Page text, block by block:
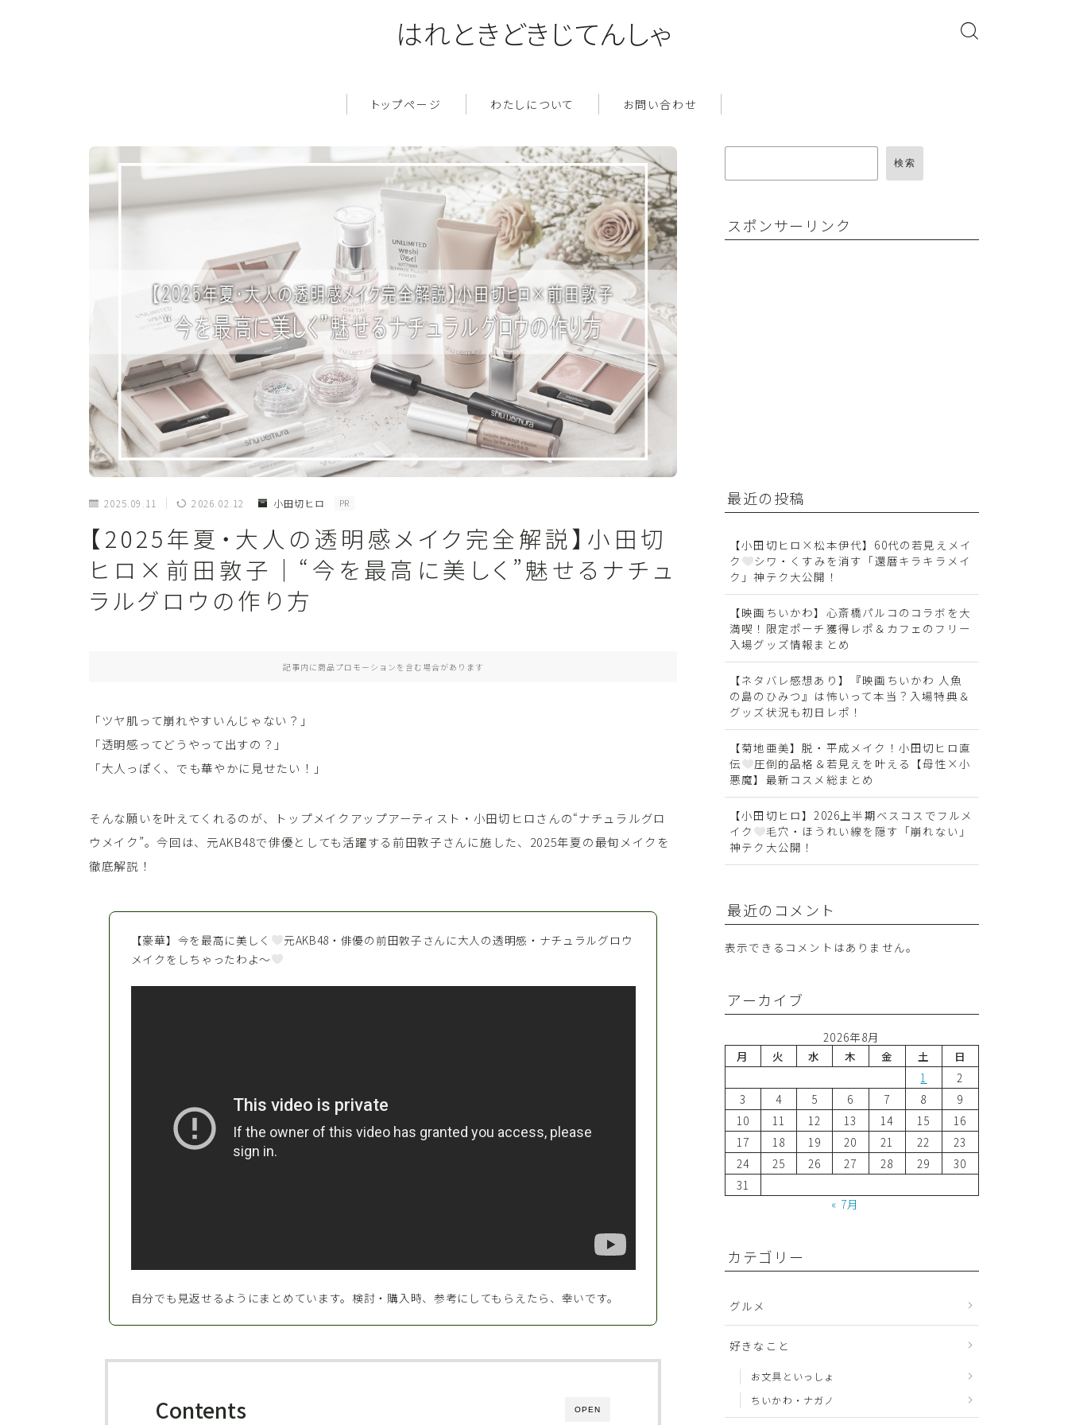
はれときどきじてんしゃ
トップページ わたしについて お問い合わせ
2025.09.11 2026.02.12 小田切ヒロ PR
【2025年夏・大人の透明感メイク完全解説】小田切
ヒロ×前田敦子｜“今を最高に美しく”魅せるナチュ
ラルグロウの作り方
記事内に商品プロモーションを含む場合があります
「ツヤ肌って崩れやすいんじゃない？」
「透明感ってどうやって出すの？」
「大人っぽく、でも華やかに見せたい！」
そんな願いを叶えてくれるのが、トップメイクアップアーティスト・小田切ヒロさんの“ナチュラルグロ
ウメイク”。今回は、元AKB48で俳優としても活躍する前田敦子さんに施した、2025年夏の最旬メイクを
徹底解説！
【豪華】今を最高に美しく
元AKB48・俳優の前田敦子さんに大人の透明感・ナチュラルグロウ
メイクをしちゃったわよ〜
自分でも見返せるようにまとめています。検討・購入時、参考にしてもらえたら、幸いです。
OPEN
Contents
検索
スポンサーリンク
最近の投稿
【小田切ヒロ×松本伊代】60代の若見えメイ
ク
シワ・くすみを消す「還暦キラキラメイ
ク」神テク大公開！
【映画ちいかわ】心斎橋パルコのコラボを大
満喫！限定ポーチ獲得レポ＆カフェのフリー
入場グッズ情報まとめ
【ネタバレ感想あり】『映画ちいかわ 人魚
の島のひみつ』は怖いって本当？入場特典＆
グッズ状況も初日レポ！
【菊地亜美】脱・平成メイク！小田切ヒロ直
伝
圧倒的品格＆若見えを叶える【母性×小
悪魔】最新コスメ総まとめ
【小田切ヒロ】2026上半期ベスコスでフルメ
イク
毛穴・ほうれい線を隠す「崩れない」
神テク大公開！
最近のコメント
表示できるコメントはありません。
アーカイブ
2026年8月
月
火 水 木 金 土
日
1
2
3
4 5 6 7 8
9
10
11 12 13 14 15
16
17
18 19 20 21 22
23
24
25 26 27 28 29
30
31
« 7月
カテゴリー
グルメ
好きなこと
お文具といっしょ
ちいかわ・ナガノ